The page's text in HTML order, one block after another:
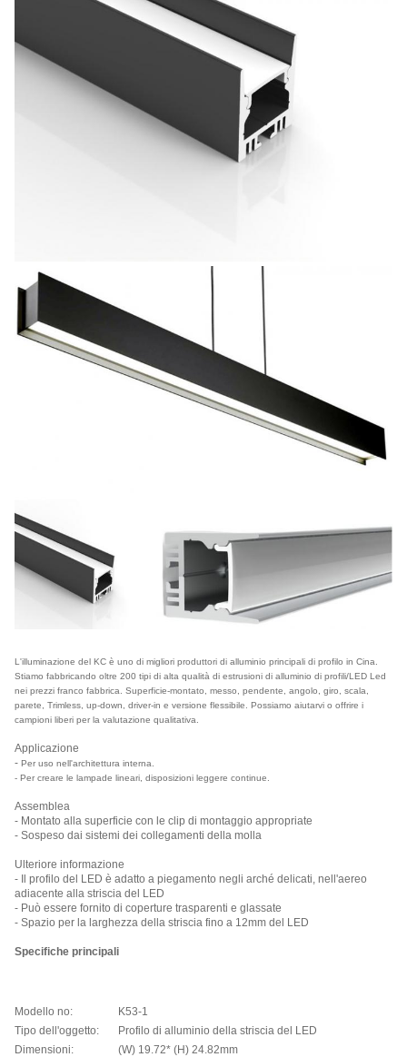
L'illuminazione del KC è uno di migliori produttori di alluminio principali di profilo in Cina.
Stiamo fabbricando oltre 200 tipi di alta qualità di estrusioni di alluminio di profili/LED Led
nei prezzi franco fabbrica. Superficie-montato, messo, pendente, angolo, giro, scala,
parete, Trimless, up-down, driver-in e versione flessibile. Possiamo aiutarvi o offrire i
campioni liberi per la valutazione qualitativa.
Applicazione
- Per uso nell'architettura interna.
- Per creare le lampade lineari, disposizioni leggere continue.
Assemblea
- Montato alla superficie con le clip di montaggio appropriate
- Sospeso dai sistemi dei collegamenti della molla
Ulteriore informazione
- Il profilo del LED è adatto a piegamento negli arché delicati, nell'aereo
adiacente alla striscia del LED
- Può essere fornito di coperture trasparenti e glassate
- Spazio per la larghezza della striscia fino a 12mm del LED
Specifiche principali
Modello no:
K53-1
Tipo dell'oggetto:
Profilo di alluminio della striscia del LED
Dimensioni:
(W) 19.72* (H) 24.82mm